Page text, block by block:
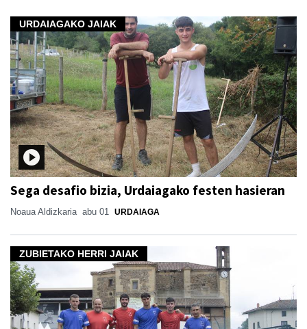
URDAIAGAKO JAIAK
Sega desafio bizia, Urdaiagako festen hasieran
Noaua Aldizkaria abu 01 URDAIAGA
ZUBIETAKO HERRI JAIAK